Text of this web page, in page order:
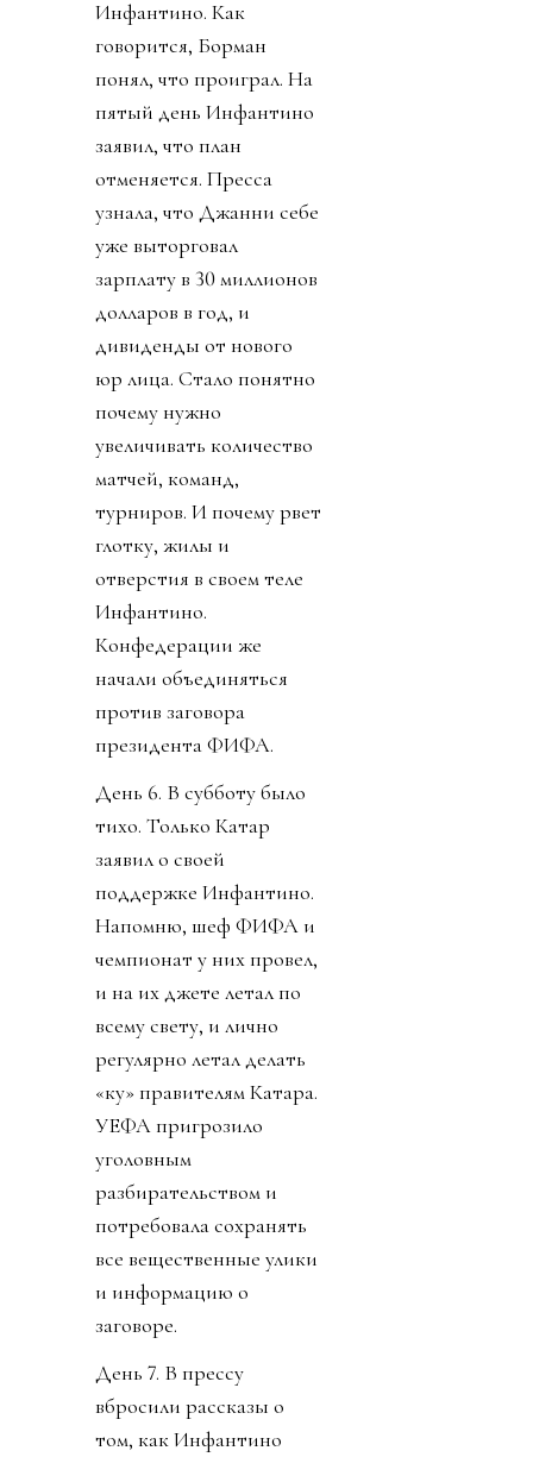
Инфантино. Как
говорится, Борман
понял, что проиграл. На
пятый день Инфантино
заявил, что план
отменяется. Пресса
узнала, что Джанни себе
уже выторговал
зарплату в 30 миллионов
долларов в год, и
дивиденды от нового
юр лица. Стало понятно
почему нужно
увеличивать количество
матчей, команд,
турниров. И почему рвет
глотку, жилы и
отверстия в своем теле
Инфантино.
Конфедерации же
начали объединяться
против заговора
президента ФИФА.
День 6. В субботу было
тихо. Только Катар
заявил о своей
поддержке Инфантино.
Напомню, шеф ФИФА и
чемпионат у них провел,
и на их джете летал по
всему свету, и лично
регулярно летал делать
«ку» правителям Катара.
УЕФА пригрозило
уголовным
разбирательством и
потребовала сохранять
все вещественные улики
и информацию о
заговоре.
День 7. В прессу
вбросили рассказы о
том, как Инфантино